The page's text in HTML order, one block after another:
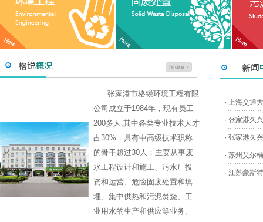
张家港市格锐环境工程有限
公司成立于1984年，现有员工
200多人,其中各类专业技术人才
占30%，具有中高级技术职称
的骨干超过30人；主要从事废
水工程设计和施工、污水厂投
资和运营、危险固废处置和填
埋、集中供热和污泥焚烧、工
业用水的生产和供应等业务。
· 上海交通
· 张家港久
· 张家港久
· 苏州艾尔
· 江苏豪斯